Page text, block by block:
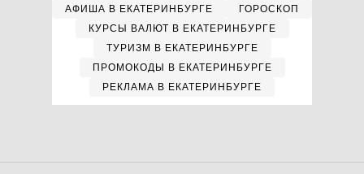
АФИША В ЕКАТЕРИНБУРГЕ
ГОРОСКОП
КУРСЫ ВАЛЮТ В ЕКАТЕРИНБУРГЕ
ТУРИЗМ В ЕКАТЕРИНБУРГЕ
ПРОМОКОДЫ В ЕКАТЕРИНБУРГЕ
РЕКЛАМА В ЕКАТЕРИНБУРГЕ